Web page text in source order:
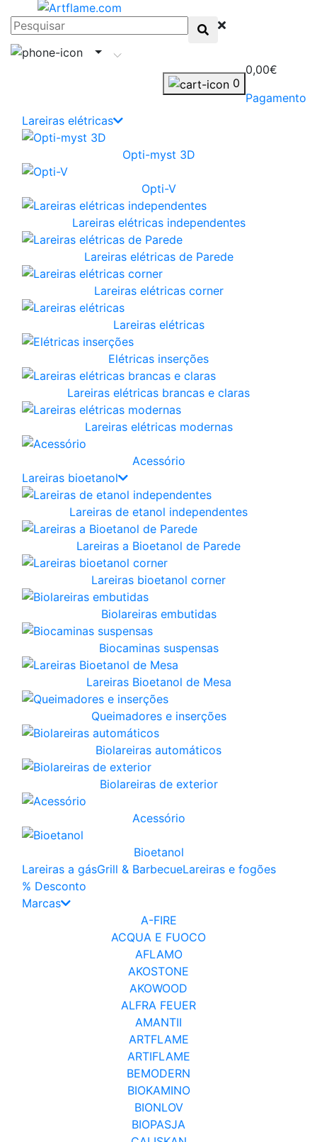
0
0,00€
Pagamento
Lareiras elétricas
Opti-myst 3D
Opti-V
Lareiras elétricas independentes
Lareiras elétricas de Parede
Lareiras elétricas corner
Lareiras elétricas
Elétricas inserções
Lareiras elétricas brancas e claras
Lareiras elétricas modernas
Acessório
Lareiras bioetanol
Lareiras de etanol independentes
Lareiras a Bioetanol de Parede
Lareiras bioetanol corner
Biolareiras embutidas
Biocaminas suspensas
Lareiras Bioetanol de Mesa
Queimadores e inserções
Biolareiras automáticos
Biolareiras de exterior
Acessório
Bioetanol
Lareiras a gásGrill & BarbecueLareiras e fogões
% Desconto
Marcas
A-FIRE
ACQUA E FUOCO
AFLAMO
AKOSTONE
AKOWOOD
ALFRA FEUER
AMANTII
ARTFLAME
ARTIFLAME
BEMODERN
BIOKAMINO
BIONLOV
BIOPASJA